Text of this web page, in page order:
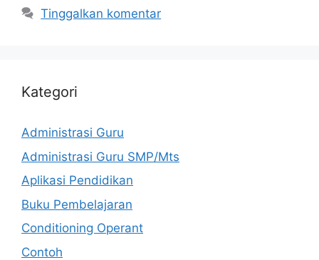
Tinggalkan komentar
Kategori
Administrasi Guru
Administrasi Guru SMP/Mts
Aplikasi Pendidikan
Buku Pembelajaran
Conditioning Operant
Contoh